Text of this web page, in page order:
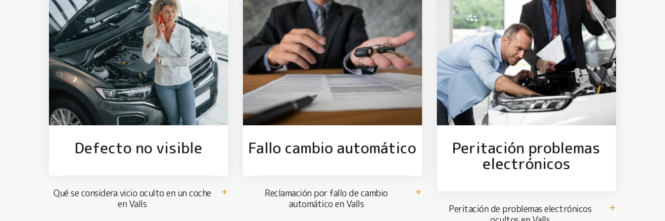
Defecto no visible
Qué se considera vicio oculto en un coche
en Valls
Fallo cambio automático
Reclamación por fallo de cambio
automático en Valls
Peritación problemas
electrónicos
Peritación de problemas electrónicos